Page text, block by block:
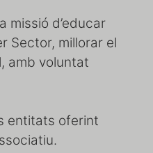
missió d’educar
Sector, millorar el
amb voluntat
entitats oferint